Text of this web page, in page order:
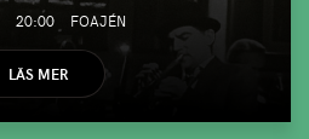
20:00 FOAJÉN
LÄS MER